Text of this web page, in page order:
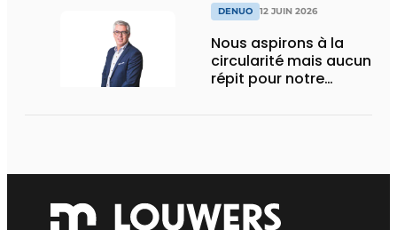
DENUO 12 JUIN 2026
Nous aspirons à la
circularité mais aucun
répit pour notre